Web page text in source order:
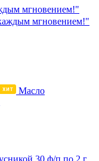
мгновением!"
Масло